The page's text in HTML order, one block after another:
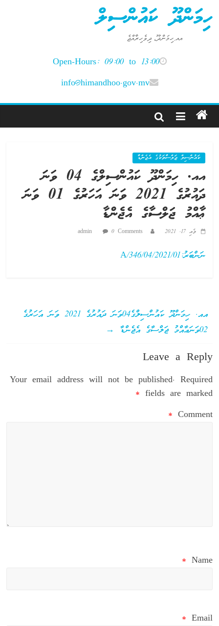
ހިމަންދޫ ކައުންސިލް
އއ.ހިމަންދޫ، ދިވެހިރާއްޖެ
Open-Hours: 09:00 to 13:00
info@himandhoo.gov.mv
ކައުންސިލް ޖަލްސާތަކުގެ އެޖެންޑާ
އއ. ހިމަންދޫ ކައުންސިލްގެ 04 ވަނަ
ދައުރުގެ 2021 ވަނަ އަހަރުގެ 01 ވަނަ
ޢާއްމު ޖަލްސާގެ އެޖެންޑާ
މެއި 17, 2021 admin 0 Comments
ނަންބަރު:A/346/04/2021/01
އއ. ހިމަންދޫ ކައުންސިލްގެ04ވަނަ ދައުރުގެ 2021 ވަނަ އަހަރުގެ
02ވަނަޢާއްމު ޖަލްސާގެ އެޖެންޑާ
→
Leave a Reply
Your email address will not be published. Required
fields are marked
*
Comment
*
Name
*
Email
*